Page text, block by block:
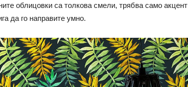
облицовки са толкова смели, трябва само акцент
да го направите умно.